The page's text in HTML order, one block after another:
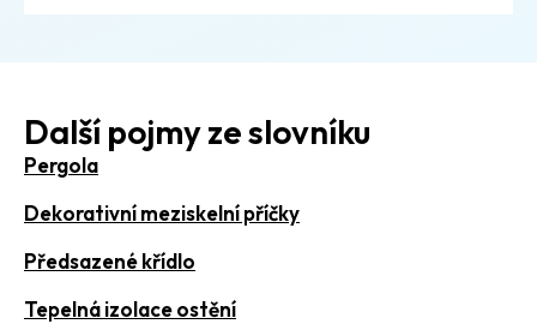
Další pojmy ze slovníku
Pergola
Dekorativní meziskelní příčky
Předsazené křídlo
Tepelná izolace ostění